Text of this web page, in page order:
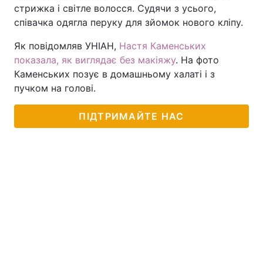
Тема оформлення
стрижка і світле волосся. Судячи з усього,
співачка одягла перуку для зйомок нового кліпу.
Як повідомляв УНІАН, Настя Каменських
показала, як виглядає без макіяжу. На фото
Каменських позує в домашньому халаті і з
пучком на голові.
ПІДТРИМАЙТЕ НАС